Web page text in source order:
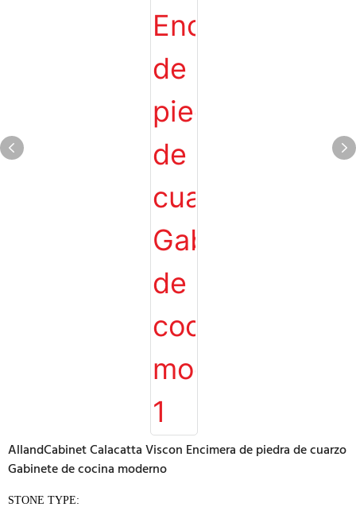
AllandCabinet Calacatta Viscon Encimera de piedra de cuarzo
Gabinete de cocina moderno
STONE TYPE: